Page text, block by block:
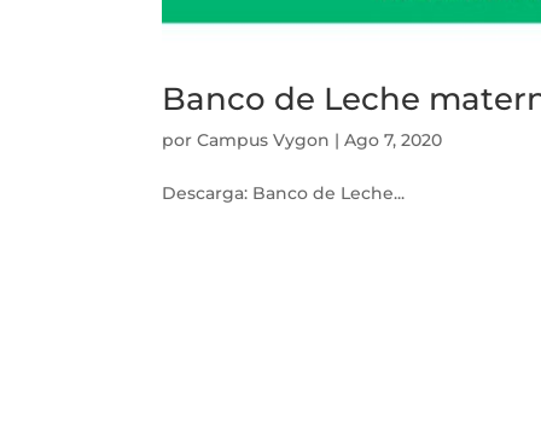
Banco de Leche
porCampus Vygon |Ago 7, 2020
Descarga: Banco de Leche...